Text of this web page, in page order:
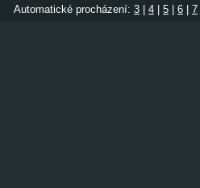
Automatické procházení: 3 4 5 6 7